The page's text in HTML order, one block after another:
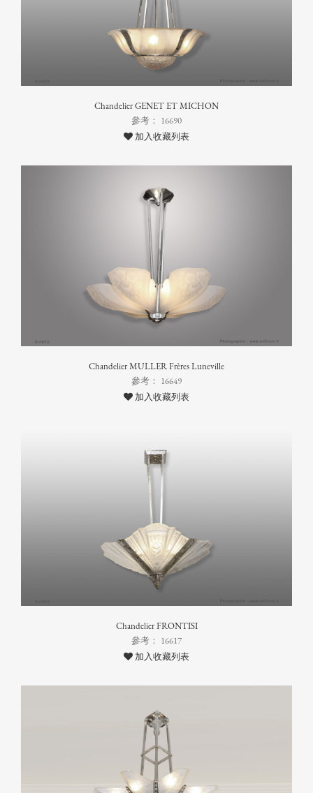
Chandelier GENET ET MICHON
參考： 16690
加入收藏列表
Chandelier MULLER Frères Luneville
參考： 16649
加入收藏列表
Chandelier FRONTISI
參考： 16617
加入收藏列表